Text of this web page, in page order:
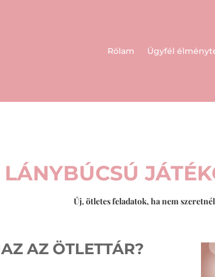
Rólam Ügyfél
LÁNYBÚCSÚ
Új, ötletes feladatok, ha nem
AZ ÖTLETTÁR?